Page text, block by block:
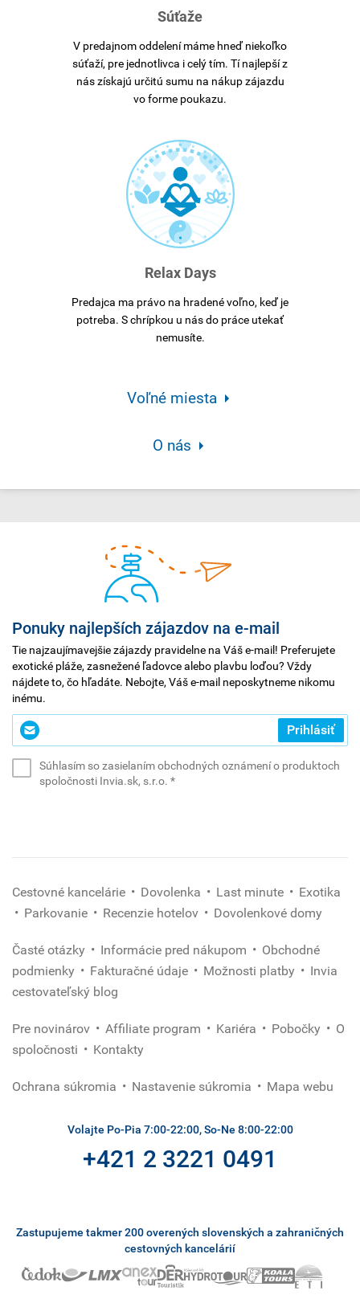
Súťaže
V predajnom oddelení máme hneď niekoľko
súťaží, pre jednotlivca i celý tím. Tí najlepší z
nás získajú určitú sumu na nákup zájazdu
vo forme poukazu.
Relax Days
Predajca ma právo na hradené voľno, keď je
potreba. S chrípkou u nás do práce utekať
nemusíte.
Voľné miesta
O nás
Ponuky najlepších zájazdov na e-mail
Tie najzaujímavejšie zájazdy pravidelne na Váš e-mail! Preferujete
exotické pláže, zasnežené ľadovce alebo plavbu loďou? Vždy
nájdete to, čo hľadáte. Nebojte, Váš e-mail neposkytneme nikomu
inému.
Zadajte
svoj
Prihlásiť
Súhlasím so zasielaním obchodných oznámení o produktoch
spoločnosti Invia.sk, s.r.o. *(povinné)
Cestovné kancelárie Dovolenka Last minute
Exotika
Parkovanie
Recenzie hotelov Dovolenkové domy
Časté otázky Informácie pred nákupom
Obchodné
podmienky
Fakturačné údaje Možnosti platby
Invia
cestovateľský blog
Pre novinárov Affiliate program Kariéra Pobočky
O
spoločnosti
Kontakty
Ochrana súkromia Nastavenie súkromia Mapa webu
Volajte Po-Pia 7:00-22:00, So-Ne 8:00-22:00
+421 2 3221 0491
Zastupujeme takmer 200 overených slovenských a zahraničných
cestovných kancelárií